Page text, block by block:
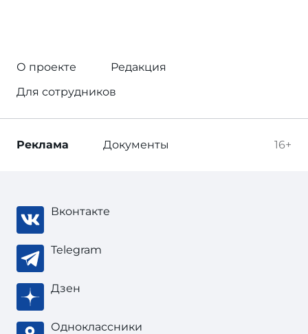
О проекте
Редакция
Для сотрудников
16+
Реклама Документы
Вконтакте
Telegram
Дзен
Одноклассники